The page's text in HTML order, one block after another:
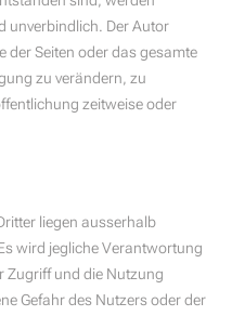
unverbindlich. Der Autor
der Seiten oder das gesamte
zu verändern, zu
zeitweise oder
liegen ausserhalb
wird jegliche Verantwortung
Zugriff und die Nutzung
Gefahr des Nutzers oder der